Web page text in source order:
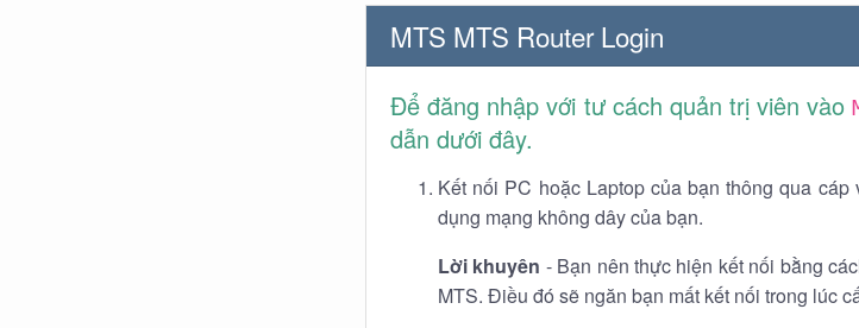
MTS MTS Router Login
Để đăng nhập với tư cách quản trị viên vào
dẫn dưới đây.
Kết nối PC hoặc Laptop của bạn thông qua
dụng mạng không dây của bạn.
Lời khuyên - Bạn nên thực hiện kết nối bằng
MTS. Điều đó sẽ ngăn bạn mất kết nối trong lúc